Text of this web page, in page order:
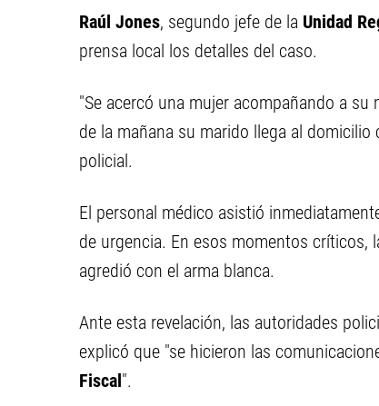
Raúl Jones, segundo jefe de la Unidad
prensa local los detalles del caso.
"Se acercó una mujer acompañando a
de la mañana su marido llega al
policial.
El personal médico asistió
de urgencia. En esos momentos críticos,
agredió con el arma blanca.
Ante esta revelación, las autoridades
explicó que "se hicieron las
Fiscal".